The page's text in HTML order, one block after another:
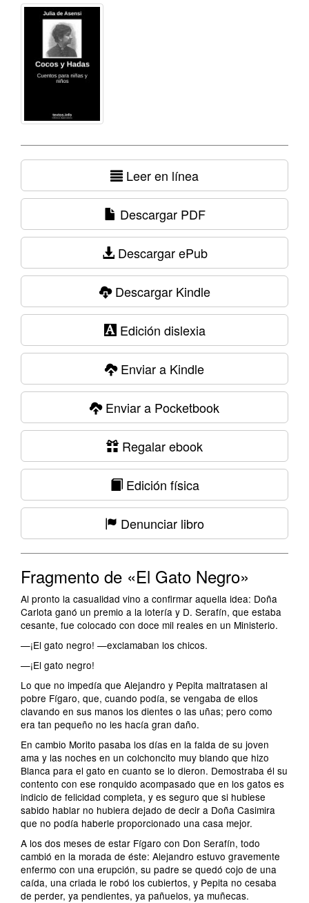
Leer en línea
Descargar PDF
Descargar ePub
Descargar Kindle
Edición dislexia
Enviar a Kindle
Enviar a Pocketbook
Regalar ebook
Edición física
Denunciar libro
Fragmento de «El Gato Negro»
Al pronto la casualidad vino a confirmar aquella idea: Doña
Carlota ganó un premio a la lotería y D. Serafín, que estaba
cesante, fue colocado con doce mil reales en un Ministerio.
—¡El gato negro! —exclamaban los chicos.
—¡El gato negro!
Lo que no impedía que Alejandro y Pepita maltratasen al
pobre Fígaro, que, cuando podía, se vengaba de ellos
clavando en sus manos los dientes o las uñas; pero como
era tan pequeño no les hacía gran daño.
En cambio Morito pasaba los días en la falda de su joven
ama y las noches en un colchoncito muy blando que hizo
Blanca para el gato en cuanto se lo dieron. Demostraba él su
contento con ese ronquido acompasado que en los gatos es
indicio de felicidad completa, y es seguro que si hubiese
sabido hablar no hubiera dejado de decir a Doña Casimira
que no podía haberle proporcionado una casa mejor.
A los dos meses de estar Fígaro con Don Serafín, todo
cambió en la morada de éste: Alejandro estuvo gravemente
enfermo con una erupción, su padre se quedó cojo de una
caída, una criada le robó los cubiertos, y Pepita no cesaba
de perder, ya pendientes, ya pañuelos, ya muñecas.